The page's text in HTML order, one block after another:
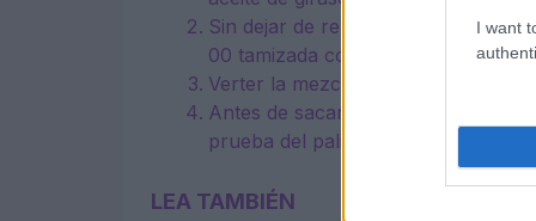
I want
Sin dejar de remover la mezcla,
00 tamizada con la levadura en
Verter la mezcla en un molde y
Antes de sacar el pastel del horno,
prueba del palillo.
LEA TAMBIÉN